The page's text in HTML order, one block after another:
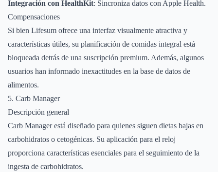
Integración con HealthKit: Sincroniza datos con Apple Health.
Compensaciones
Si bien Lifesum ofrece una interfaz visualmente atractiva y
características útiles, su planificación de comidas integral está
bloqueada detrás de una suscripción premium. Además, algunos
usuarios han informado inexactitudes en la base de datos de
alimentos.
5. Carb Manager
Descripción general
Carb Manager está diseñado para quienes siguen dietas bajas en
carbohidratos o cetogénicas. Su aplicación para el reloj
proporciona características esenciales para el seguimiento de la
ingesta de carbohidratos.